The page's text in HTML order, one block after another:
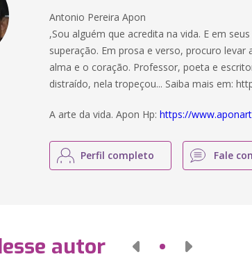
Antonio Pereira Apon
,Sou alguém que acredita na vida. E em
superação. Em prosa e verso, procuro
alma e o coração. Professor, poeta e
distraído, nela tropeçou... Saiba mais em:
A arte da vida. Apon Hp:https://
Perfil completo Fale
autor